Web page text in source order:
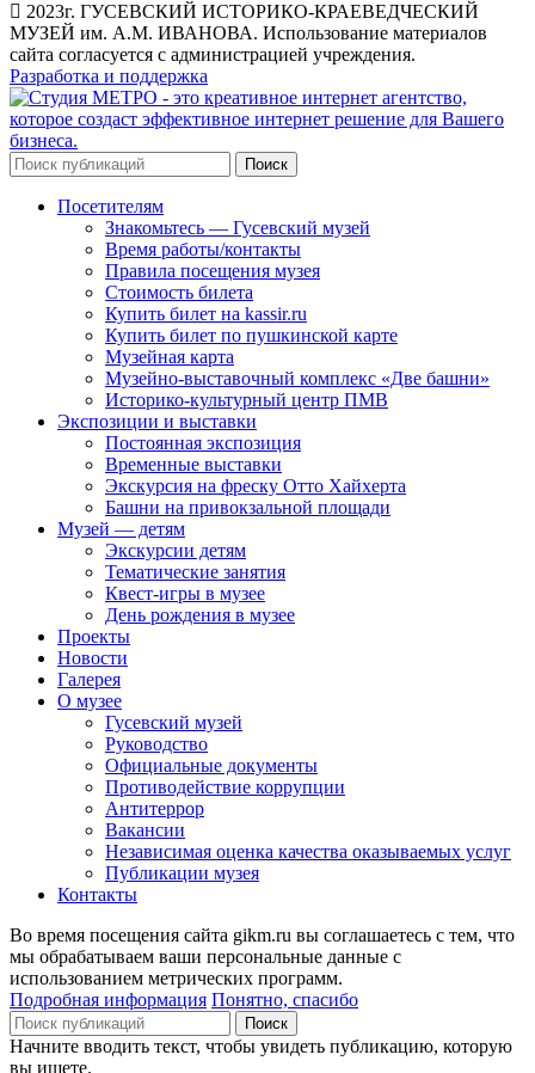
2023г. ГУСЕВСКИЙ ИСТОРИКО-КРАЕВЕДЧЕСКИЙ
МУЗЕЙ им. А.М. ИВАНОВА. Использование материалов
сайта согласуется с администрацией учреждения.
Разработка и поддержка
Поиск
Посетителям
Знакомьтесь — Гусевский музей
Время работы/контакты
Правила посещения музея
Стоимость билета
Купить билет на kassir.ru
Купить билет по пушкинской карте
Музейная карта
Музейно-выставочный комплекс «Две башни»
Историко-культурный центр ПМВ
Экспозиции и выставки
Постоянная экспозиция
Временные выставки
Экскурсия на фреску Отто Хайхерта
Башни на привокзальной площади
Музей — детям
Экскурсии детям
Тематические занятия
Квест-игры в музее
День рождения в музее
Проекты
Новости
Галерея
О музее
Гусевский музей
Руководство
Официальные документы
Противодействие коррупции
Антитеррор
Вакансии
Независимая оценка качества оказываемых услуг
Публикации музея
Контакты
Во время посещения сайта gikm.ru вы соглашаетесь с тем, что
мы обрабатываем ваши персональные данные с
использованием метрических программ.
Подробная информация Понятно, спасибо
Поиск
Начните вводить текст, чтобы увидеть публикацию, которую
вы ищете.